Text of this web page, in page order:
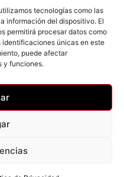
tecnologías como las
información del dispositivo. El
permitirá procesar datos como
únicas en este
puede afectar
y funciones.
Herraje, S.L. ///
Programa Kit Digital
–Cookies